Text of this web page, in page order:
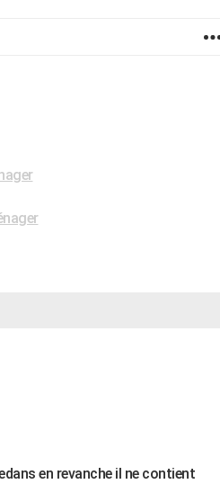
en revanche il ne contient